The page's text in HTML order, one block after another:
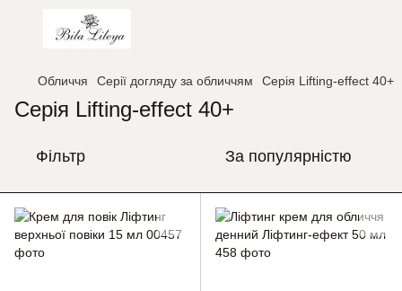
Обличчя Серії догляду за обличчям Серія Lifting-effect 40+
Серія Lifting-effect 40+
Фільтр За популярністю